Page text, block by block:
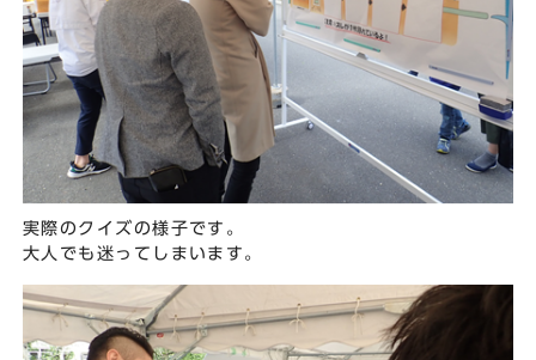
実際のクイズの様子です。
大人でも迷ってしまいます。